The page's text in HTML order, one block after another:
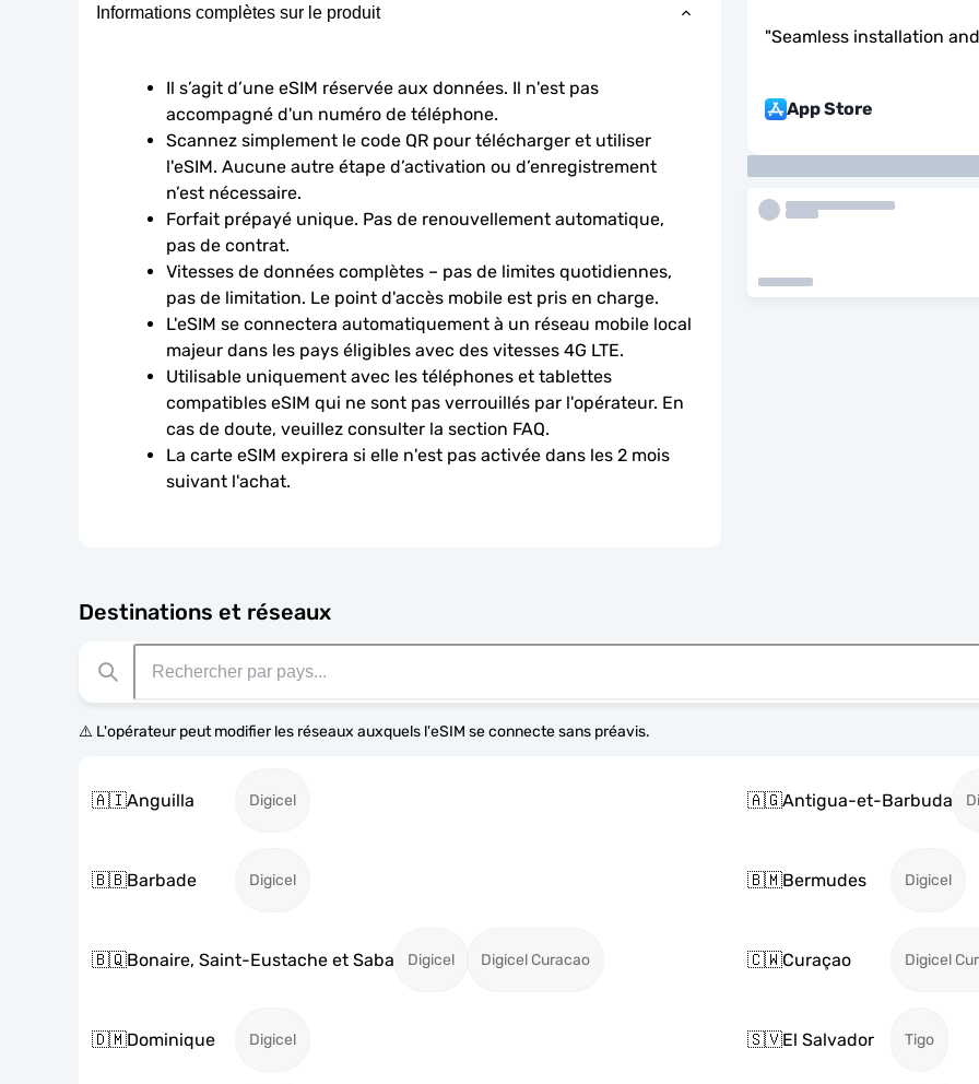
Informations complètes sur le produit
Il s’agit d’une eSIM réservée aux données. Il n'est pas
accompagné d'un numéro de téléphone.
Scannez simplement le code QR pour télécharger et utiliser
l'eSIM. Aucune autre étape d’activation ou d’enregistrement
n’est nécessaire.
Forfait prépayé unique. Pas de renouvellement automatique,
pas de contrat.
Vitesses de données complètes – pas de limites quotidiennes,
pas de limitation. Le point d'accès mobile est pris en charge.
L'eSIM se connectera automatiquement à un réseau mobile local
majeur dans les pays éligibles avec des vitesses 4G LTE.
Utilisable uniquement avec les téléphones et tablettes
compatibles eSIM qui ne sont pas verrouillés par l'opérateur. En
cas de doute, veuillez consulter la section FAQ.
La carte eSIM expirera si elle n'est pas activée dans les 2 mois
suivant l'achat.
Destinations et réseaux
⚠️ L'opérateur peut modifier les réseaux auxquels l'eSIM se connecte sans préavis.
🇦🇮Anguilla Digicel 🇦🇬Antigua-et-Barbuda
🇧🇧Barbade Digicel 🇧🇲Bermudes Digicel
🇧🇶Bonaire, Saint-Eustache et Saba Digicel Digicel Curacao 🇨🇼Curaçao Digicel
🇩🇲Dominique Digicel 🇸🇻El Salvador Tigo
"Seamless installation
App Store